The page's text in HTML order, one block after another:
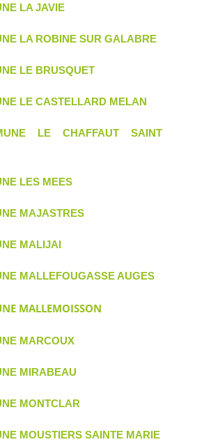
LA JAVIE
LA ROBINE SUR GALABRE
LE BRUSQUET
LE CASTELLARD MELAN
LE CHAFFAUT SAINT
LES MEES
MAJASTRES
MALIJAI
MALLEFOUGASSE AUGES
MALLEMOISSON
MARCOUX
MIRABEAU
MONTCLAR
MOUSTIERS SAINTE MARIE